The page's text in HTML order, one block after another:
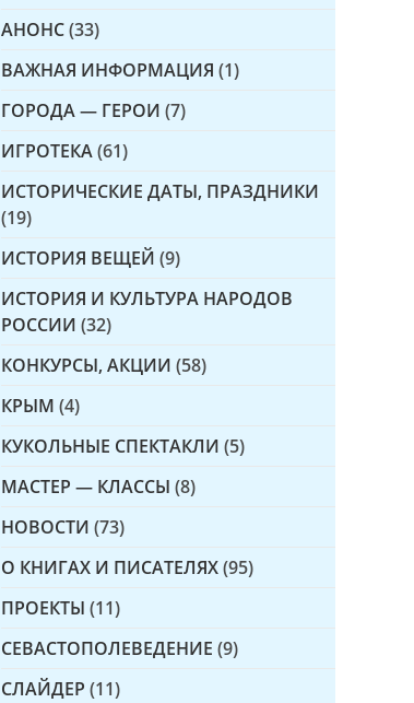
АНОНС(33)
ВАЖНАЯ ИНФОРМАЦИЯ (1)
ГОРОДА — ГЕРОИ (7)
ИГРОТЕКА(61)
ИСТОРИЧЕСКИЕ ДАТЫ, ПРАЗДНИКИ
(19)
ИСТОРИЯ ВЕЩЕЙ (9)
ИСТОРИЯ И КУЛЬТУРА НАРОДОВ
РОССИИ (32)
КОНКУРСЫ, АКЦИИ (58)
КРЫМ (4)
КУКОЛЬНЫЕ СПЕКТАКЛИ (5)
МАСТЕР — КЛАССЫ (8)
НОВОСТИ (73)
О КНИГАХ И ПИСАТЕЛЯХ(95)
ПРОЕКТЫ (11)
СЕВАСТОПОЛЕВЕДЕНИЕ (9)
СЛАЙДЕР (11)